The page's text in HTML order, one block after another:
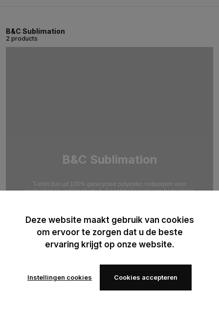
B&C Sublimation
2 products
B&C Sublimation
T-shirt duo uit 100% gerecycled polyester, ontworpen voor
professionele sublimatiedruk. Geoptimaliseerd voor bedrukking
Deze website maakt gebruik van cookies
om ervoor te zorgen dat u de beste
ervaring krijgt op onze website.
Instellingen cookies Cookies accepteren